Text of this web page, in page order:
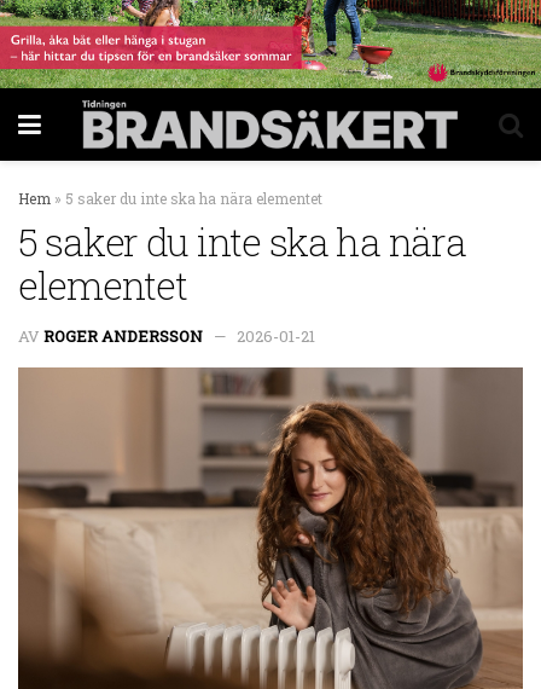
Hem » 5 saker du inte ska ha nära elementet
5 saker du inte ska ha nära
elementet
AV ROGER ANDERSSON 2026-01-21